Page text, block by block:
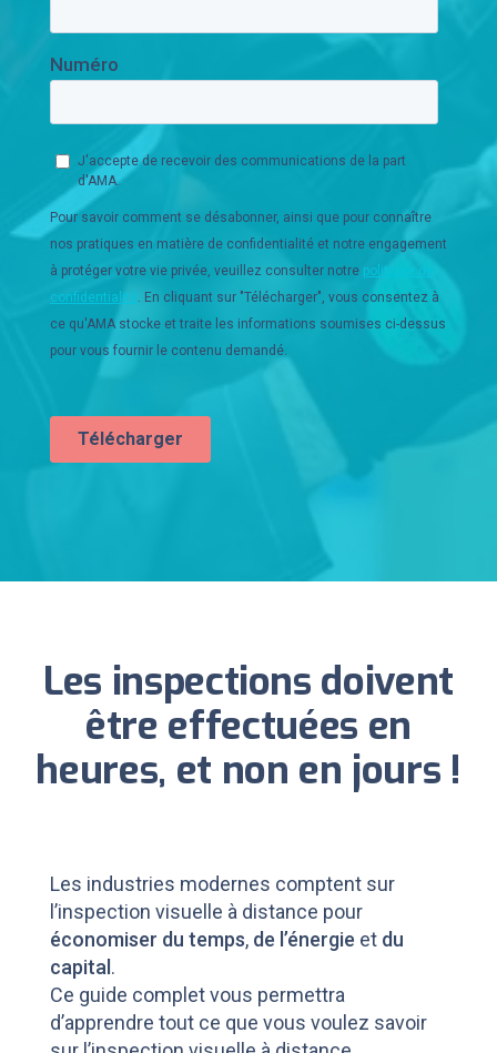
Les inspections doivent
être effectuées en
heures, et non en jours !
Les industries modernes comptent sur
l’inspection visuelle à distance pour
économiser du temps, de l’énergie et du
capital .
Ce guide complet vous permettra
d’apprendre tout ce que vous voulez savoir